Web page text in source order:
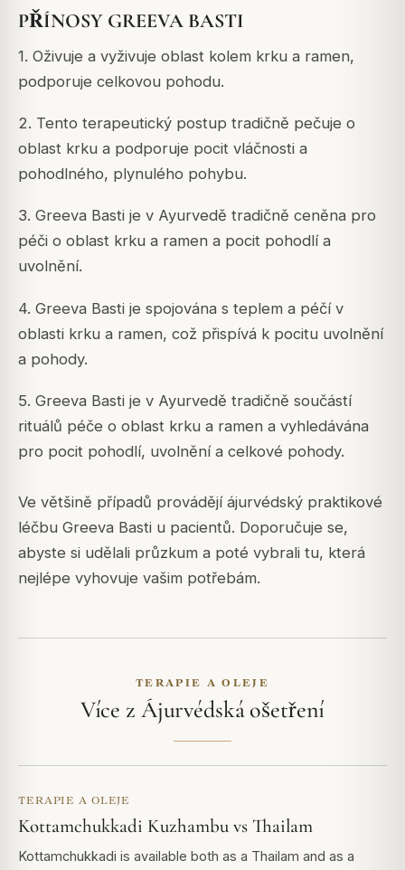
PŘÍNOSY GREEVA BASTI
1. Oživuje a vyživuje oblast kolem krku a ramen,
podporuje celkovou pohodu.
2. Tento terapeutický postup tradičně pečuje o
oblast krku a podporuje pocit vláčnosti a
pohodlného, plynulého pohybu.
3. Greeva Basti je v Ayurvedě tradičně ceněna pro
péči o oblast krku a ramen a pocit pohodlí a
uvolnění.
4. Greeva Basti je spojována s teplem a péčí v
oblasti krku a ramen, což přispívá k pocitu uvolnění
a pohody.
5. Greeva Basti je v Ayurvedě tradičně součástí
rituálů péče o oblast krku a ramen a vyhledávána
pro pocit pohodlí, uvolnění a celkové pohody.
Ve většině případů provádějí ájurvédský praktikové
léčbu Greeva Basti u pacientů. Doporučuje se,
abyste si udělali průzkum a poté vybrali tu, která
nejlépe vyhovuje vašim potřebám.
TERAPIE A OLEJE
Více z Ájurvédská ošetření
TERAPIE A OLEJE
Kottamchukkadi Kuzhambu vs Thailam
Kottamchukkadi is available both as a Thailam and as a